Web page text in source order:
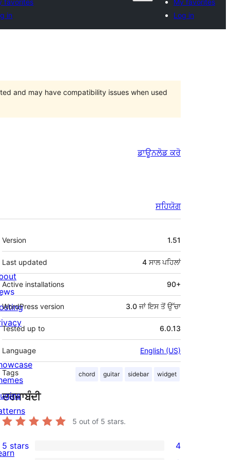
favorites
in
My favorites
Log in
and may have compatibility issues when used
ਡਾਊਨਲੋਡ ਕਰੋ
ਸਹਿਯੋਗ
ਮੈਟਾ
Version 1.51
Last updated 4 ਸਾਲਪਹਿਲਾਂ
Active installations 90+
WordPress version 3.0 ਜਾਂ ਇਸ ਤੋਂ ਉੱਚਾ
Tested up to 6.0.13
Language English (US)
Tags chord guitar sidebar widget
ਦਰਜਾਬੰਦੀ
5 out of 5 stars.
4
5 stars 4